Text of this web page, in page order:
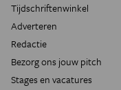
Tijdschriftenwinkel
Adverteren
Redactie
Bezorg ons jouw pitch
Stages en vacatures